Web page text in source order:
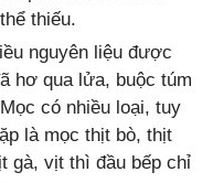
thiếu.
nguyên liệu được
hơ qua lửa, buộc túm
có nhiều loại, tuy
là mọc thịt bò, thịt
gà, vịt thì đầu bếp chỉ